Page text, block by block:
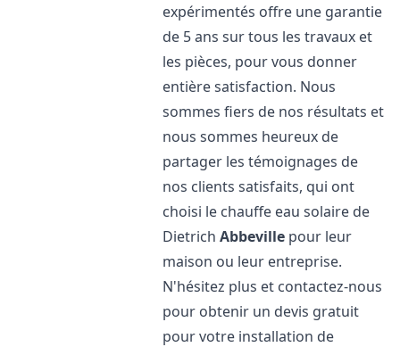
expérimentés offre une garantie
de 5 ans sur tous les travaux et
les pièces, pour vous donner
entière satisfaction. Nous
sommes fiers de nos résultats et
nous sommes heureux de
partager les témoignages de
nos clients satisfaits, qui ont
choisi le chauffe eau solaire de
DietrichAbbeville pour leur
maison ou leur entreprise.
N'hésitez plus et contactez-nous
pour obtenir un devis gratuit
pour votre installation de